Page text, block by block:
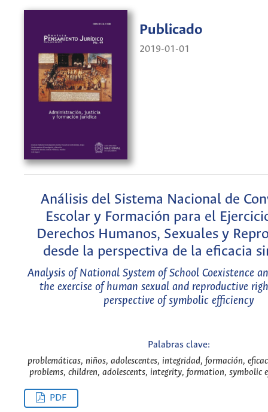
Publicado
2019-01-01
Análisis del Sistema Nacional de
Escolar y Formación para el
Derechos Humanos, Sexuales y
desde la perspectiva de la eficacia
Analysis of National System of School Coexistence
the exercise of human sexual and reproductive
perspective of symbolic efficiency
Palabras clave:
problemáticas, niños, adolescentes, integridad, formación,
problems, children, adolescents, integrity, formation, symbolic
PDF